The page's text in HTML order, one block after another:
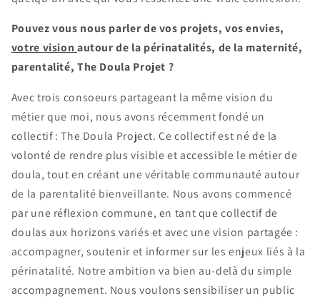
Pouvez vous nous parler de vos projets, vos envies,
votre vision autour de la périnatalités, de la maternité,
parentalité, The Doula Projet ?
Avec trois consoeurs partageant la même vision du
métier que moi, nous avons récemment fondé un
collectif : The Doula Project. Ce collectif est né de la
volonté de rendre plus visible et accessible le métier de
doula, tout en créant une véritable communauté autour
de la parentalité bienveillante. Nous avons commencé
par une réflexion commune, en tant que collectif de
doulas aux horizons variés et avec une vision partagée :
accompagner, soutenir et informer sur les enjeux liés à la
périnatalité. Notre ambition va bien au-delà du simple
accompagnement. Nous voulons sensibiliser un public